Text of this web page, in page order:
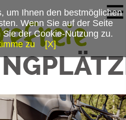
um Ihnen den bestmöglichen
Wenn Sie auf der Seite
der Cookie-Nutzung zu.
zu
[X]